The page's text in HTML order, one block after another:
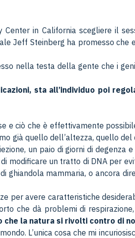
Center in California scegliere il
Jeff Steinberg ha promesso che
nella testa della gente che i
sta all’individuo poi
e ciò che è effettivamente
già quello dell’altezza, quello del
un paio di giorni di degenza e
modificare un tratto di DNA per
ghiandola mammaria, o ancora
per avere caratteristiche
che dà problemi di
che la natura si rivolti contro di
L’unica cosa che mi